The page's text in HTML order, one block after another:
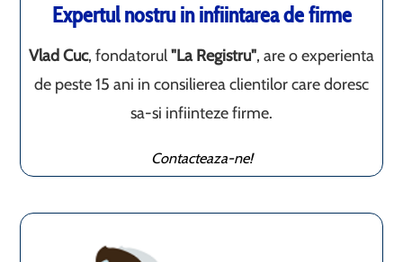
Expertul nostru in infiintarea de firme
Vlad Cuc, fondatorul"La Registru", are o experienta
de peste 15 ani in consilierea clientilor care doresc
sa-si infiinteze firme.
Contacteaza-ne!